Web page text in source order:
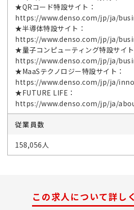
★QRコード特設サイト：
https://www.denso.com/jp/ja/
★半導体特設サイト：
https://www.denso.com/jp/ja/
★量子コンピューティング特設サイト
https://www.denso.com/jp/ja/
★MaaSテクノロジー特設サイト：
https://www.denso.com/jp/ja/
★FUTURE LIFE：
https://www.denso.com/jp/ja/
従業員数
158,056人
この求人について詳し